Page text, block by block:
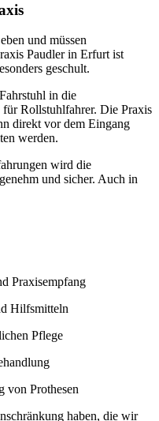
und müssen
Paudler in Erfurt ist
geschult.
in die
Rollstuhlfahrer. Die Praxis
direkt vor dem Eingang
werden.
wird die
und sicher. Auch in
Praxisempfang
Hilfsmitteln
Pflege
von Prothesen
haben, die wir